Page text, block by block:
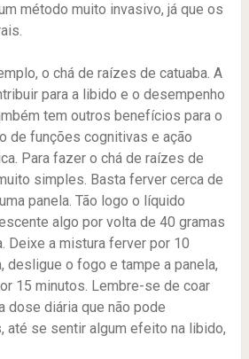
método muito invasivo, já que os
o chá de raízes de catuaba. A
para a libido e o desempenho
tem outros benefícios para o
de funções cognitivas e ação
Para fazer o chá de raízes de
simples. Basta ferver cerca de
panela. Tão logo o líquido
algo por volta de 40 gramas
Deixe a mistura ferver por 10
desligue o fogo e tampe a panela,
15 minutos. Lembre-se de coar
dose diária que não pode
até se sentir algum efeito na libido,